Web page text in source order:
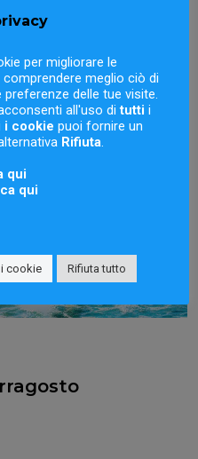
per migliorare le
meglio ciò di
delle tue visite.
all'uso ditutti i
i cookie puoi fornire un
Rifiuta.
qui
qui
cookie Rifiuta tutto